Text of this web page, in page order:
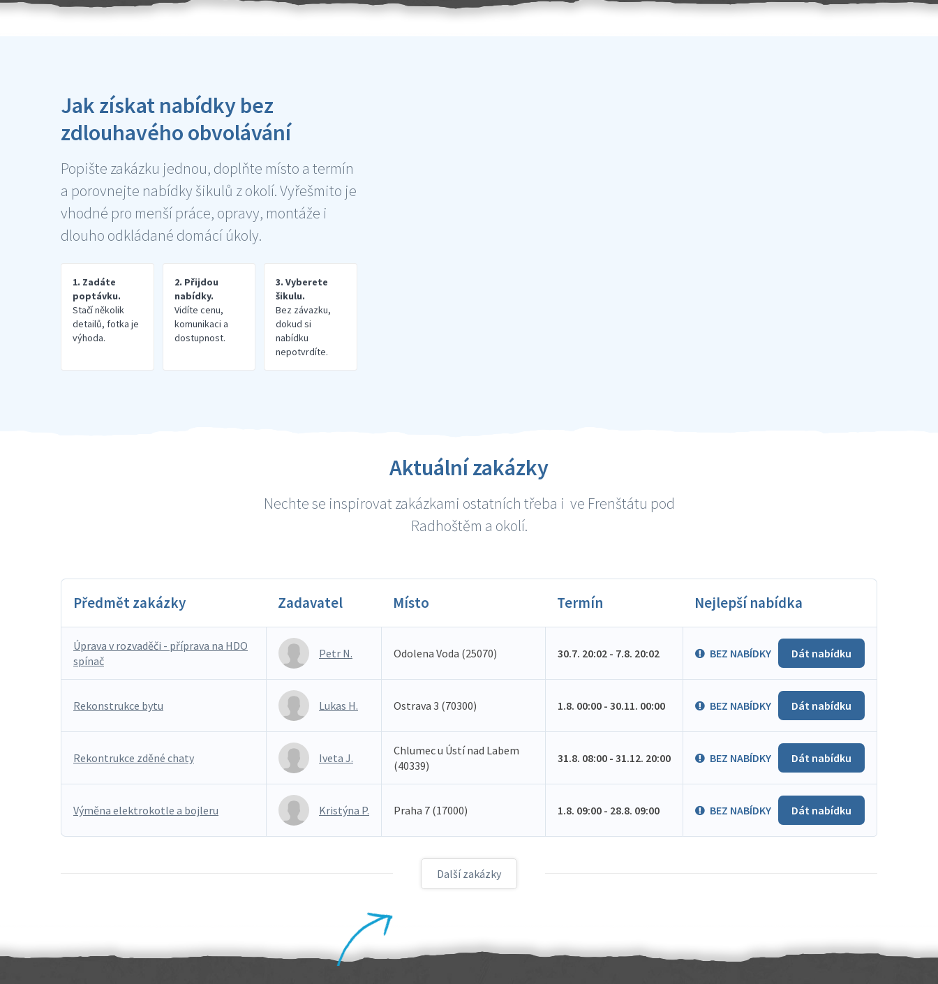
Jak získat nabídky bez
zdlouhavého obvolávání
Popište zakázku jednou, doplňte místo a termín
a porovnejte nabídky šikulů z okolí. Vyřešmito je
vhodné pro menší práce, opravy, montáže i
dlouho odkládané domácí úkoly.
1. Zadáte
poptávku.
Stačí několik
detailů, fotka je
výhoda.
2. Přijdou
nabídky.
Vidíte cenu,
komunikaci a
dostupnost.
3. Vyberete
šikulu.
Bez závazku,
dokud si
nabídku
nepotvrdíte.
Aktuální zakázky
Nechte se inspirovat zakázkami ostatních třeba i ve Frenštátu pod
Radhoštěm a okolí.
Předmět zakázky Zadavatel Místo Termín Nejlepší nabídka
Úprava v rozvaděči - příprava na HDO
spínač
Petr N. Odolena Voda (25070) 30.7. 20:02 - 7.8. 20:02 BEZ NABÍDKY Dát nabídku
Rekonstrukce bytu Lukas H. Ostrava 3 (70300) 1.8. 00:00 - 30.11. 00:00 BEZ NABÍDKY Dát nabídku
Rekontrukce zděné chaty Iveta J.
Chlumec u Ústí nad Labem
(40339)
31.8. 08:00 - 31.12. 20:00 BEZ NABÍDKY Dát nabídku
Výměna elektrokotle a bojleru Kristýna P. Praha 7 (17000) 1.8. 09:00 - 28.8. 09:00 BEZ NABÍDKY Dát nabídku
Další zakázky